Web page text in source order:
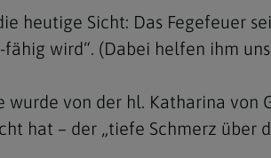
heutige Sicht: Das Fegefeuer
wird“. (Dabei helfen ihm
wurde von der hl. Katharina von
hat – der „tiefe Schmerz über